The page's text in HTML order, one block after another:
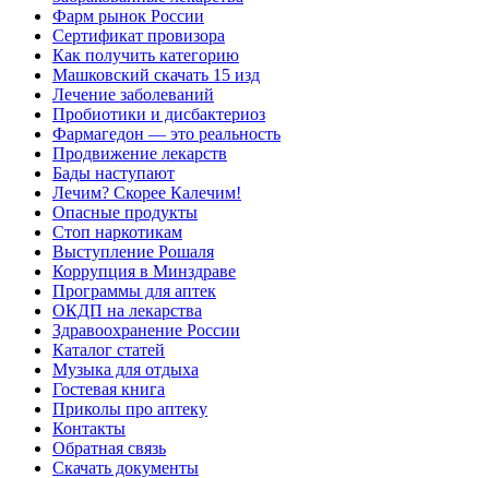
Фарм рынок России
Сертификат провизора
Как получить категорию
Машковский скачать 15 изд
Лечение заболеваний
Пробиотики и дисбактериоз
Фармагедон — это реальность
Продвижение лекарств
Бады наступают
Лечим? Скорее Калечим!
Опасные продукты
Стоп наркотикам
Выступление Рошаля
Коррупция в Минздраве
Программы для аптек
ОКДП на лекарства
Здравоохранение России
Каталог статей
Музыка для отдыха
Гостевая книга
Приколы про аптеку
Контакты
Обратная связь
Скачать документы